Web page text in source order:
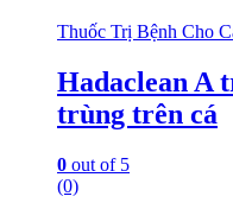
Thuốc Trị Bệnh Cho
Hadaclean A
trùng trên cá
0 out of 5
(0)